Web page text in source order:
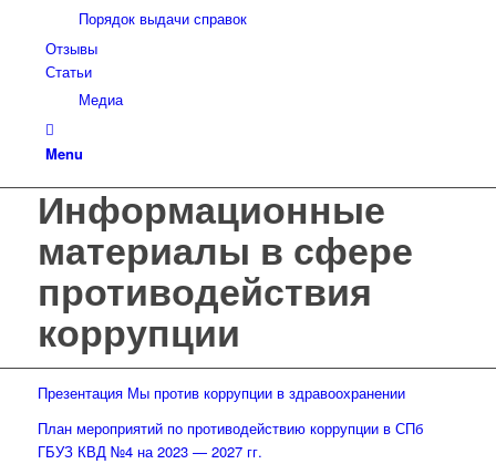
Порядок выдачи справок
Отзывы
Статьи
Медиа
Menu
Информационные
материалы в сфере
противодействия
коррупции
Презентация Мы против коррупции в здравоохранении
План мероприятий по противодействию коррупции в СПб
ГБУЗ КВД №4 на 2023 — 2027 гг.